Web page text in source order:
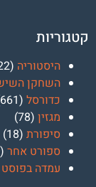
קטגוריות
היסטוריה (22)
השחקן
כדורסל (661)
מגזין (78)
סיפורת (18)
ספורט אחר (13)
עמדה בפוסט